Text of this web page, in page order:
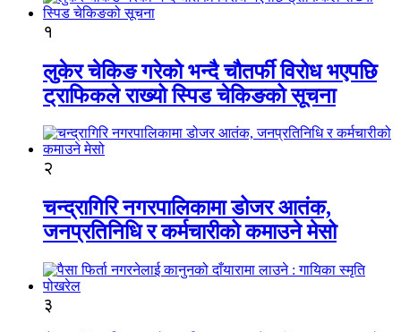
१
लुकेर चेकिङ गरेको भन्दै चौतर्फी विरोध भएपछि
ट्राफिकले राख्यो स्पिड चेकिङको सूचना
२
चन्द्रागिरि नगरपालिकामा डोजर आतंक,
जनप्रतिनिधि र कर्मचारीको कमाउने मेसो
३